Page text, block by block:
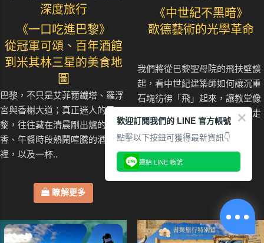
深度旅行
《一口吃進巴黎》
從冠軍可頌、百年酒館
到米其林三星的美食地
圖
巴黎，不只是艾菲爾鐵塔、羅浮
宮與香榭大道；真正迷人的巴
黎，往往藏在清晨剛出爐的麵包
香、午餐時段熱鬧喧騰的酒館
裡，以及一杯..
瞭解更多
《中世紀不黑暗》
歌德藝術的光學革命
我們將從巴黎聖母院的飛扶壁談
起，看中世紀建築師如何讓沉重
石塊彷彿「飛」起來，讓教堂像
被一股力量往天空牽引；也會走
進沙特爾..
歡迎訂閱我們的 LINE 官方帳號
點擊以下按鈕可獲得最新資訊👇
連結 LINE 帳號